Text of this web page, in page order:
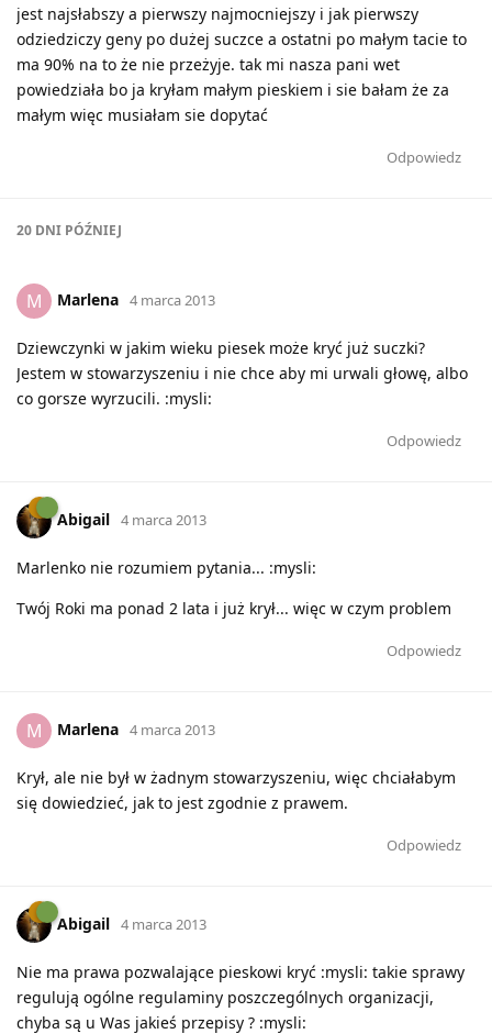
jest najsłabszy a pierwszy najmocniejszy i jak pierwszy
odziedziczy geny po dużej suczce a ostatni po małym tacie to
ma 90% na to że nie przeżyje. tak mi nasza pani wet
powiedziała bo ja kryłam małym pieskiem i sie bałam że za
małym więc musiałam sie dopytać
Odpowiedz
20 DNI PÓŹNIEJ
M Marlena 4 marca 2013
Dziewczynki w jakim wieku piesek może kryć już suczki?
Jestem w stowarzyszeniu i nie chce aby mi urwali głowę, albo
co gorsze wyrzucili. :mysli:
Odpowiedz
Abigail 4 marca 2013
Marlenko nie rozumiem pytania... :mysli:
Twój Roki ma ponad 2 lata i już krył... więc w czym problem
Odpowiedz
M Marlena 4 marca 2013
Krył, ale nie był w żadnym stowarzyszeniu, więc chciałabym
się dowiedzieć, jak to jest zgodnie z prawem.
Odpowiedz
Abigail 4 marca 2013
Nie ma prawa pozwalające pieskowi kryć :mysli: takie sprawy
regulują ogólne regulaminy poszczególnych organizacji,
chyba są u Was jakieś przepisy ? :mysli: